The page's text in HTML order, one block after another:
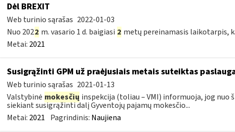
Dėl BREXIT
Web turinio sąrašas 2022-01-03
Nuo 2022 m. vasario 1 d. baigiasi 2 metų pereinamasis laikotarpis,
Metai: 2021
Susigrąžinti GPM už praėjusiais metais suteiktas
Web turinio sąrašas 2021-01-13
Valstybinė mokesčių inspekcija (toliau – VMI) informuoja, jog nuo
siekiant susigrąžinti dalį Gyventojų pajamų mokesčio...
Metai: 2021 Pagrindinis: Naujiena